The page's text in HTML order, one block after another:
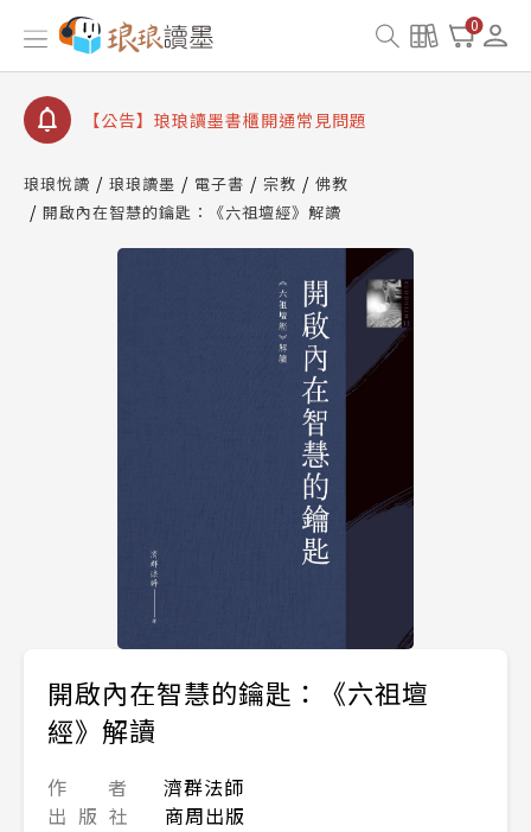
0
【公告】因 Readmoo 讀墨系統維護中，本站同步暫
停部分閱讀服務
【公告】琅琅讀墨數位閱讀資產合併與書櫃開通申請
【公告】琅琅讀墨書櫃開通常見問題
請圖文教學
【公告】琅琅書店服務升級重要說明及資產合併結果
查詢
【公告】因 Readmoo 讀墨系統維護中，本站同步暫
琅琅悅讀 琅琅讀墨 電子書 宗教
佛教
開啟內在智慧的鑰匙：《六祖壇經》解讀
開啟內在智慧的鑰匙：《六祖壇
經》解讀
作 者
濟群法師
出 版 社
商周出版